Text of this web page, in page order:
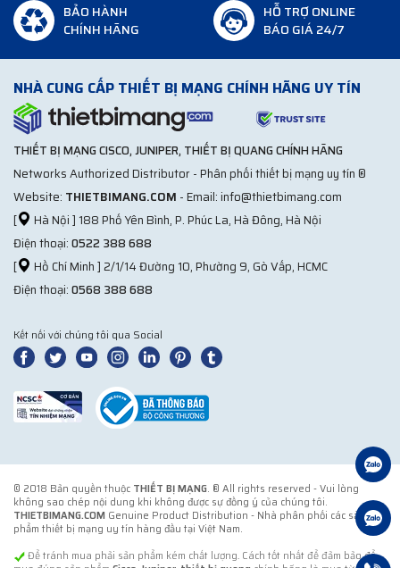
BẢO HÀNH
CHÍNH HÃNG
HỖ TRỢ ONLINE
BÁO GIÁ 24/7
NHÀ CUNG CẤP THIẾT BỊ MẠNG CHÍNH HÃNG UY TÍN
THIẾT BỊ MẠNG CISCO, JUNIPER, THIẾT BỊ QUANG CHÍNH HÃNG
Networks Authorized Distributor - Phân phối thiết bị mạng uy tín ®
Website: THIETBIMANG.COM - Email: info@thietbimang.com
[
Hà Nội ] 188 Phố Yên Bình, P. Phúc La, Hà Đông, Hà Nội
Điện thoại:0522 388 688
[
Hồ Chí Minh ] 2/1/14 Đường 10, Phường 9, Gò Vấp, HCMC
Điện thoại:0568 388 688
Kết nối với chúng tôi qua Social
© 2018 Bản quyền thuộc THIẾT BỊ MẠNG. ® All rights reserved - Vui lòng
không sao chép nội dung khi không được sự đồng ý của chúng tôi.
THIETBIMANG.COM Genuine Product Distribution - Nhà phân phối các sản
phẩm thiết bị mạng uy tín hàng đầu tại Việt Nam.
Để tránh mua phải sản phẩm kém chất lượng. Cách tốt nhất để đảm bảo để